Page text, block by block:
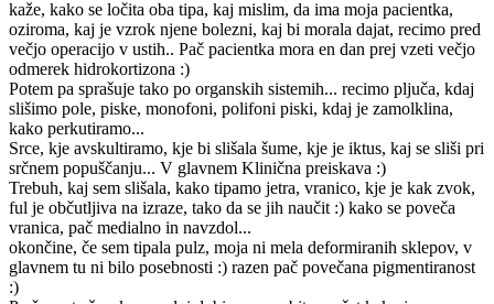
kaže, kako se ločita oba tipa, kaj mislim, da ima moja pacientka,
oziroma, kaj je vzrok njene bolezni, kaj bi morala dajat, recimo pred
večjo operacijo v ustih.. Pač pacientka mora en dan prej vzeti večjo
odmerek hidrokortizona :)
Potem pa sprašuje tako po organskih sistemih... recimo pljuča, kdaj
slišimo pole, piske, monofoni, polifoni piski, kdaj je zamolklina,
kako perkutiramo...
Srce, kje avskultiramo, kje bi slišala šume, kje je iktus, kaj se sliši pri
srčnem popuščanju... V glavnem Klinična preiskava :)
Trebuh, kaj sem slišala, kako tipamo jetra, vranico, kje je kak zvok,
ful je občutljiva na izraze, tako da se jih naučit :) kako se poveča
vranica, pač medialno in navzdol...
okončine, če sem tipala pulz, moja ni mela deformiranih sklepov, v
glavnem tu ni bilo posebnosti :) razen pač povečana pigmentiranost
:)